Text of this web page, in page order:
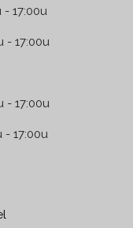
17:00u
17:00u
- 17:00u
17:00u